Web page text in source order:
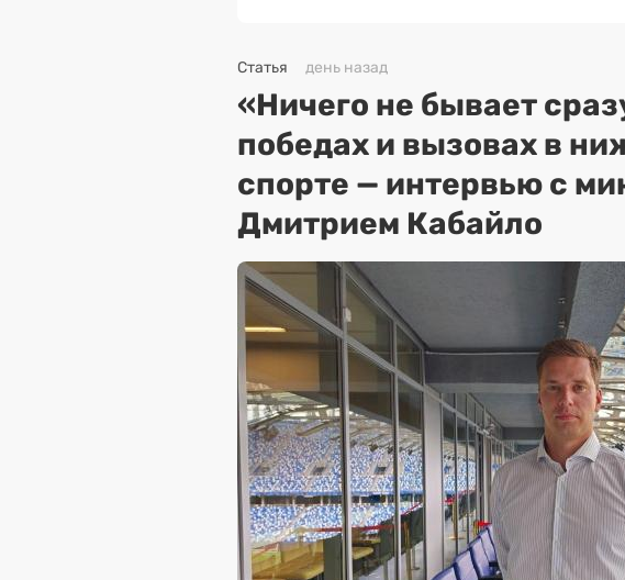
Статья день назад
«Ничего не бывает
победах и вызовах в
спорте — интервью с
Дмитрием Кабайло